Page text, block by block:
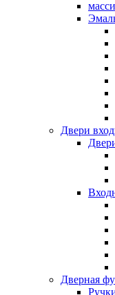
Двери
Дверная